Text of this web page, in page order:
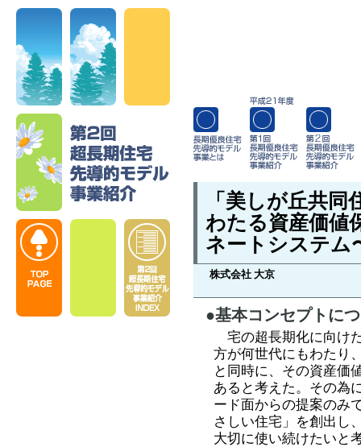
「美しが丘共
わたる資産価値
ネートシステム
株式会社 大京
●基本コンセプトに
宅の超長期化に向け
方が何世代にもわたり
と同時に、その資産価
あると考えた。その為
ード面からの提案のみ
さしい住宅」を創出し
大切に使い続けたいと